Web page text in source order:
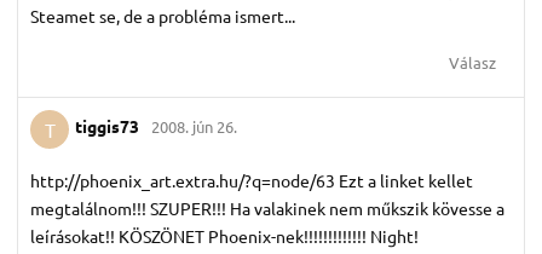
Steamet se, de a probléma ismert...
Válasz
T tiggis73 2008. jún 26.
http://phoenix_art.extra.hu/?q=node/63 Ezt a linket kellet
megtalálnom!!! SZUPER!!! Ha valakinek nem műkszik kövesse a
leírásokat!! KÖSZÖNET Phoenix-nek!!!!!!!!!!!!! Night!